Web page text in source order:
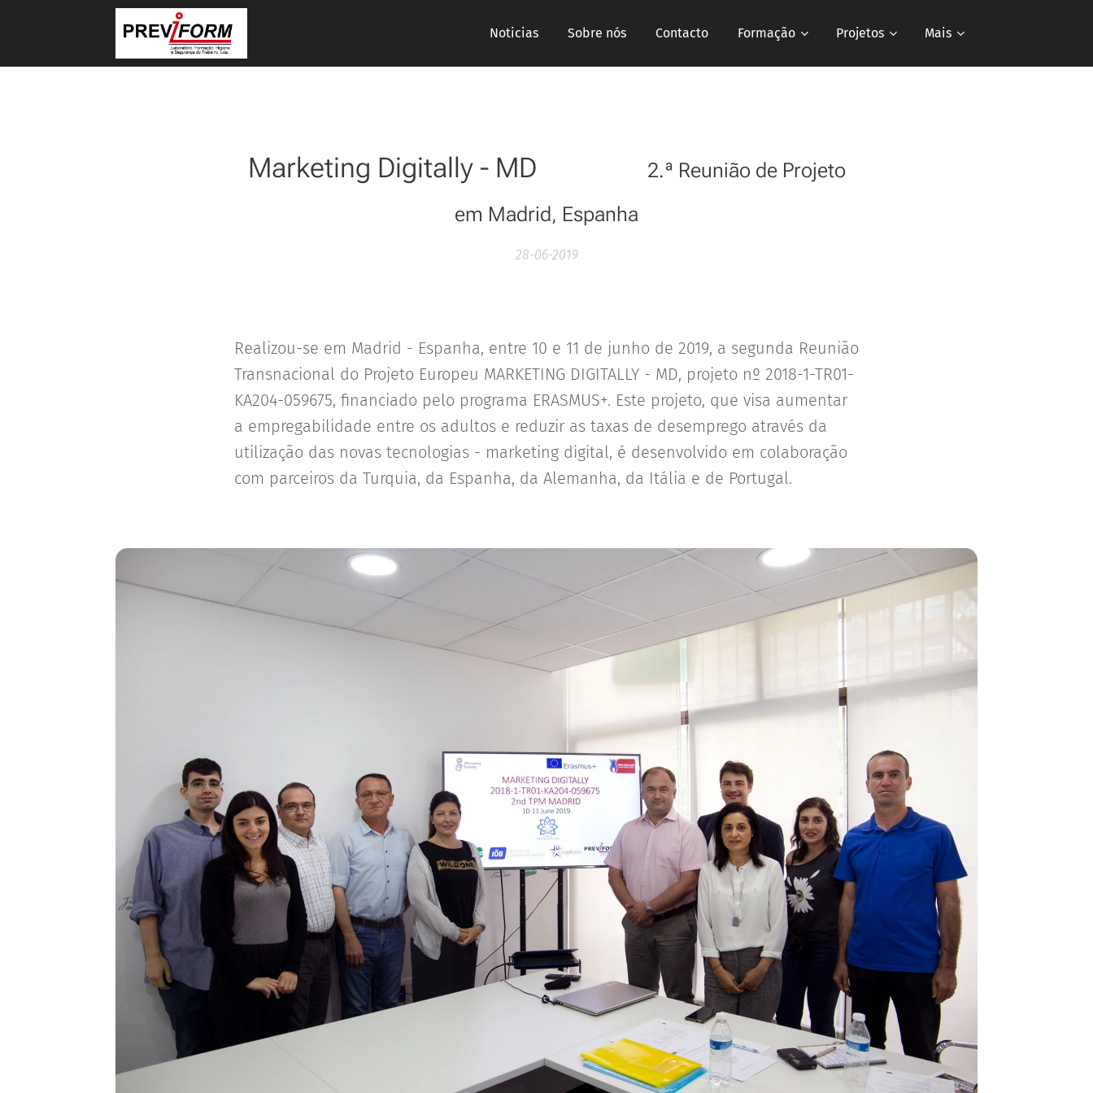
Noticias Sobre nós Contacto Formação Projetos Mais
Marketing Digitally - MD
2.ª Reunião de Projeto
em Madrid, Espanha
28-06-2019
Realizou-se em Madrid - Espanha, entre 10 e 11 de junho de 2019, a segunda Reunião
Transnacional do Projeto Europeu MARKETING DIGITALLY - MD, projeto nº 2018-1-TR01-
KA204-059675, financiado pelo programa ERASMUS+. Este projeto, que visa aumentar
a empregabilidade entre os adultos e reduzir as taxas de desemprego através da
utilização das novas tecnologias - marketing digital, é desenvolvido em colaboração
com parceiros da Turquia, da Espanha, da Alemanha, da Itália e de Portugal.